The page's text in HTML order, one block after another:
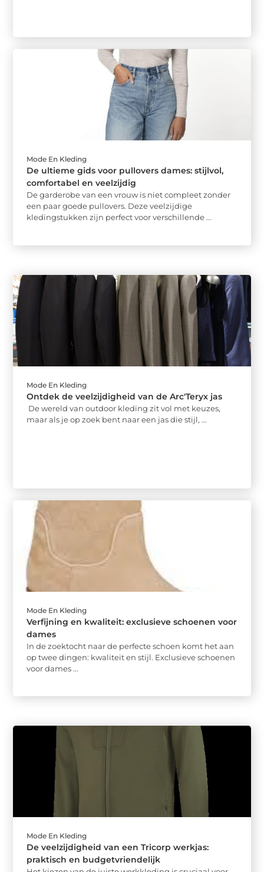
Mode En Kleding
De ultieme gids voor pullovers dames: stijlvol,
comfortabel en veelzijdig
De garderobe van een vrouw is niet compleet zonder
een paar goede pullovers. Deze veelzijdige
kledingstukken zijn perfect voor verschillende ...
Mode En Kleding
Ontdek de veelzijdigheid van de Arc'Teryx jas
De wereld van outdoor kleding zit vol met keuzes,
maar als je op zoek bent naar een jas die stijl, ...
Mode En Kleding
Verfijning en kwaliteit: exclusieve schoenen voor
dames
In de zoektocht naar de perfecte schoen komt het aan
op twee dingen: kwaliteit en stijl. Exclusieve schoenen
voor dames ...
Mode En Kleding
De veelzijdigheid van een Tricorp werkjas:
praktisch en budgetvriendelijk